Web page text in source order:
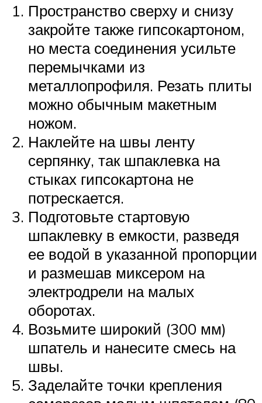
Пространство сверху и снизу
закройте также гипсокартоном,
но места соединения усильте
перемычками из
металлопрофиля. Резать плиты
можно обычным макетным
ножом.
Наклейте на швы ленту
серпянку, так шпаклевка на
стыках гипсокартона не
потрескается.
Подготовьте стартовую
шпаклевку в емкости, разведя
ее водой в указанной пропорции
и размешав миксером на
электродрели на малых
оборотах.
Возьмите широкий (300 мм)
шпатель и нанесите смесь на
швы.
Заделайте точки крепления